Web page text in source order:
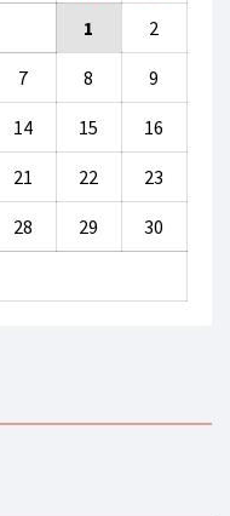
1
2
7 8 9
14 15 16
21 22 23
28 29 30